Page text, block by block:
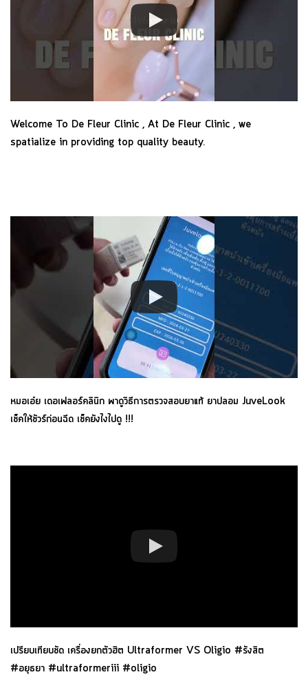
Welcome To De Fleur Clinic , At De Fleur Clinic , we
spatialize in providing top quality beauty.
หมอเอ๋ย เดอเฟลอร์คลินิก พาดูวิธีการตรวจสอบยาแท้ ยาปลอม JuveLook
เช็คให้ชัวร์ก่อนฉีด เช็คยังไงไปดู !!!
เปรียบเทียบชัด เครื่องยกตัวฮิต Ultraformer VS Oligio #รังสิต
#อยุธยา #ultraformeriii #oligio